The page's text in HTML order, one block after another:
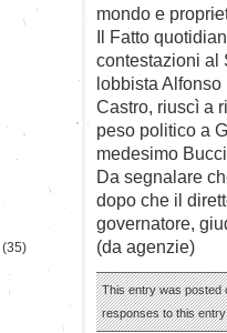
mondo e
Il Fatto
contestazioni al
lobbista
Castro, riuscì a
peso politico a
medesimo Bucci
Da segnalare
dopo che il
governatore,
(da agenzie)
This entry was posted
responses to this
(35)